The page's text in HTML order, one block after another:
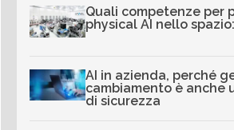
Quali competenze per
physical AI nello
AI in azienda, perché
cambiamento è anche
di sicurezza